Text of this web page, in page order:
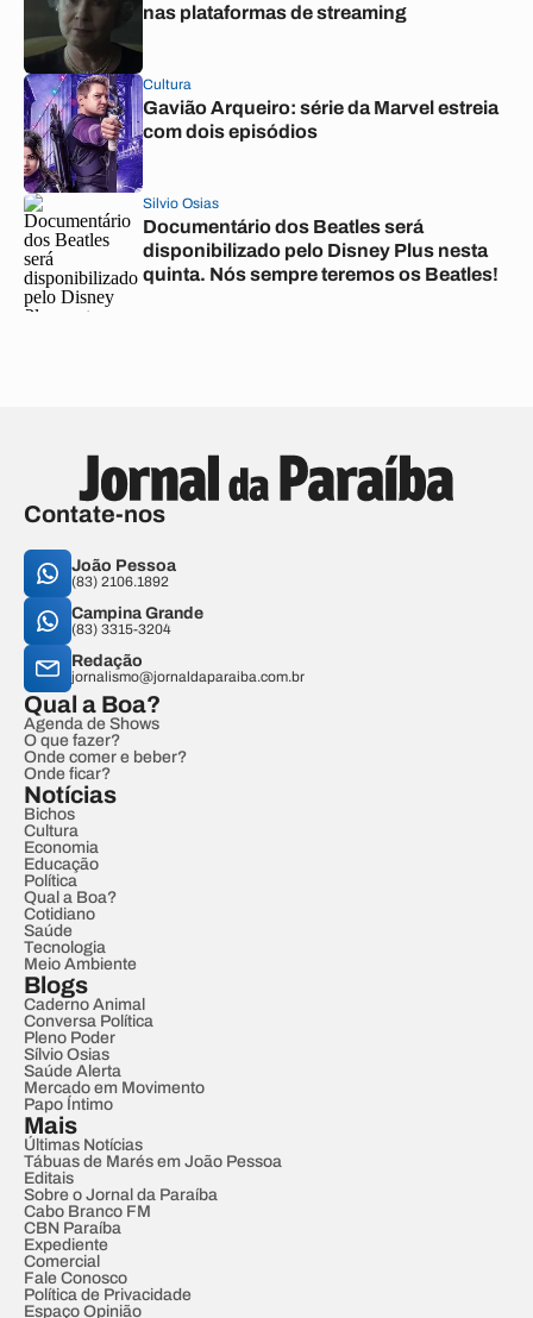
nas plataformas de streaming
Cultura
Gavião Arqueiro: série da Marvel estreia
com dois episódios
Silvio Osias
Documentário dos Beatles será
disponibilizado pelo Disney Plus nesta
quinta. Nós sempre teremos os Beatles!
Contate-nos
João Pessoa
(83) 2106.1892
Campina Grande
(83) 3315-3204
Redação
jornalismo@jornaldaparaiba.com.br
Qual a Boa?
Agenda de Shows
O que fazer?
Onde comer e beber?
Onde ficar?
Notícias
Bichos
Cultura
Economia
Educação
Política
Qual a Boa?
Cotidiano
Saúde
Tecnologia
Meio Ambiente
Blogs
Caderno Animal
Conversa Política
Pleno Poder
Sílvio Osias
Saúde Alerta
Mercado em Movimento
Papo Íntimo
Mais
Últimas Notícias
Tábuas de Marés em João Pessoa
Editais
Sobre o Jornal da Paraíba
Cabo Branco FM
CBN Paraíba
Expediente
Comercial
Fale Conosco
Política de Privacidade
Espaço Opinião